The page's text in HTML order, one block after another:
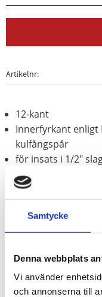
Samtycke
Denna webbplats
Vi använder
och annonserna till
Artikelnr
12-kant
Innerfyrkant enligt
kulfångspår
för insats i 1/2"
För maskinaktivering
Användningsområden:
munstyckeshållare.